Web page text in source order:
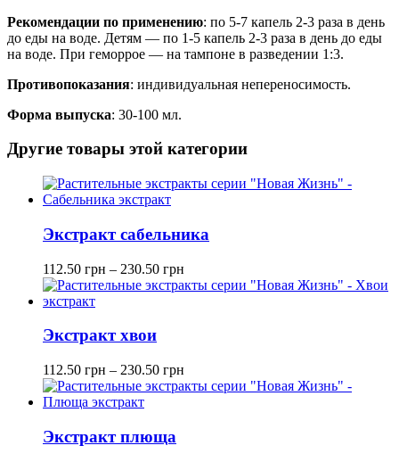
Рекомендации по применению: по 5-7 капель 2-3 раза в день
до еды на воде. Детям — по 1-5 капель 2-3 раза в день до еды
на воде. При геморрое — на тампоне в разведении 1:3.
Противопоказания: индивидуальная непереносимость.
Форма выпуска: 30-100 мл.
Другие товары этой категории
Экстракт сабельника
112.50 грн – 230.50 грн
Экстракт хвои
112.50 грн – 230.50 грн
Экстракт плюща